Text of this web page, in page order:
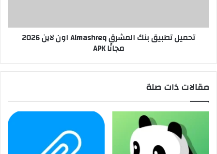
تحميل تطبيق بنك المشرق Almashreq اون لاين 2026
مجانًا APK
مقالات ذات صلة